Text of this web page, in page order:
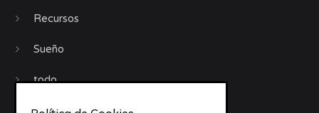
Recursos
Sueño
todo
trabajo